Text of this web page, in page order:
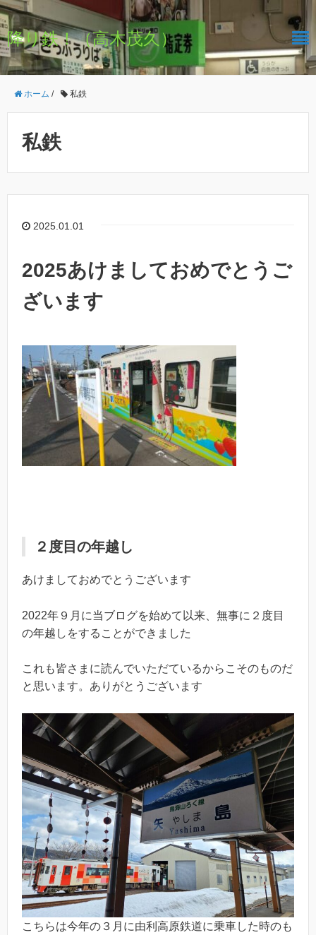
降り鉄！（高木茂久）
ホーム / 私鉄
私鉄
2025.01.01
2025あけましておめでとうご
ざいます
２度目の年越し
あけましておめでとうございます
2022年９月に当ブログを始めて以来、無事に２度目
の年越しをすることができました
これも皆さまに読んでいただているからこそのものだ
と思います。ありがとうございます
こちらは今年の３月に由利高原鉄道に乗車した時のも